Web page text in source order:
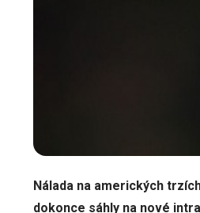
Nálada na amerických
dokonce sáhly na nové